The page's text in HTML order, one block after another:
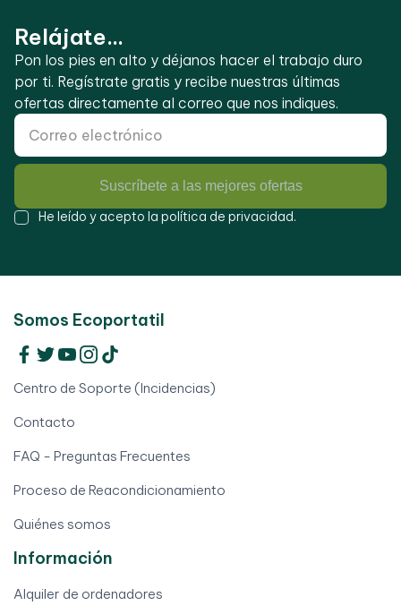
Relájate...
Pon los pies en alto y déjanos hacer el trabajo duro
por ti. Regístrate gratis y recibe nuestras últimas
ofertas directamente al correo que nos indiques.
Suscríbete a las mejores ofertas
He leído y acepto la política de privacidad.
Somos Ecoportatil
Centro de Soporte (Incidencias)
Contacto
FAQ - Preguntas Frecuentes
Proceso de Reacondicionamiento
Quiénes somos
Información
Alquiler de ordenadores